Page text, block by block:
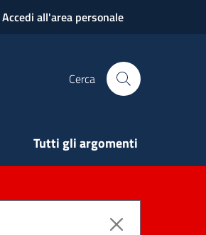
Accedi all'area personale
Cerca
Tutti gli argomenti